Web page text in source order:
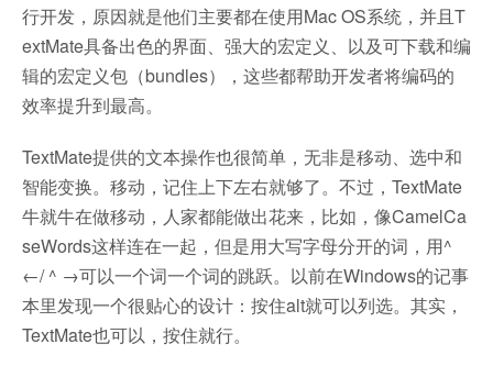
行开发，原因就是他们主要都在使用Mac OS系统，并且T
extMate具备出色的界面、强大的宏定义、以及可下载和编
辑的宏定义包（bundles），这些都帮助开发者将编码的
效率提升到最高。
TextMate提供的文本操作也很简单，无非是移动、选中和
智能变换。移动，记住上下左右就够了。不过，TextMate
牛就牛在做移动，人家都能做出花来，比如，像CamelCa
seWords这样连在一起，但是用大写字母分开的词，用^
←/ ^ →可以一个词一个词的跳跃。以前在Windows的记事
本里发现一个很贴心的设计：按住alt就可以列选。其实，
TextMate也可以，按住就行。